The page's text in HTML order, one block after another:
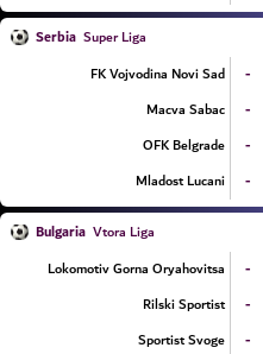
Serbia Super Liga
FK Vojvodina Novi Sad
-
Macva Sabac
-
OFK Belgrade
-
Mladost Lucani
-
Bulgaria Vtora Liga
Lokomotiv Gorna Oryahovitsa
-
Rilski Sportist
-
Sportist Svoge
-